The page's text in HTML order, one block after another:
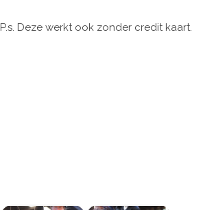
P.s. Deze werkt ook zonder credit kaart.